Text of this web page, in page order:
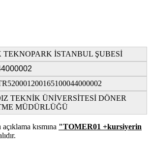
İSTANBUL ŞUBESİ
ÜNİVERSİTESİ DÖNER
MÜDÜRLÜĞÜ
kısmına "TOMER01 +kursiyerin